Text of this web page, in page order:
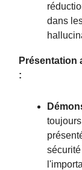
dans
Présentation
: